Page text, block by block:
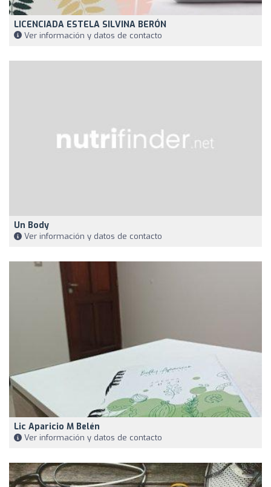
LICENCIADA ESTELA SILVINA BERÓN
Ver información y datos de contacto
Un Body
Ver información y datos de contacto
Lic Aparicio M Belén
Ver información y datos de contacto